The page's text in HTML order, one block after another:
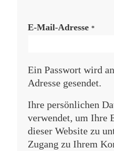
E-Mail-Adresse *
Ein Passwort wird
Adresse gesendet.
Ihre persönlichen
verwendet, um Ihre
dieser Website zu
Zugang zu Ihrem